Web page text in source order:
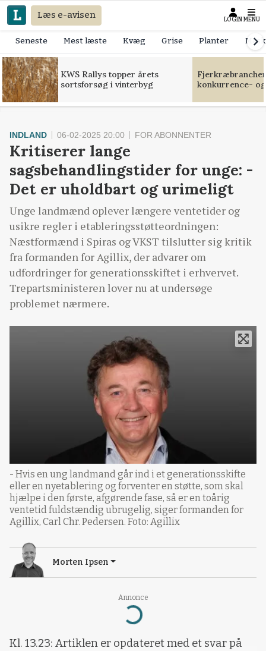
Læs e-avisen LOGIN MENU
Seneste Mest læste Kvæg Grise Planter
KWS Rallys topper årets
sortsforsøg i vinterbyg
konkurrence-
Annonce
Loading...
INDLAND 06-02-2025 20:00 FOR ABONNENTER
Kritiserer lange
sagsbehandlingstider for unge: -
Det er uholdbart og urimeligt
Unge landmænd oplever længere ventetider og
usikre regler i etableringsstøtteordningen:
Næstformænd i Spiras og VKST tilslutter sig kritik
fra formanden for Agillix, der advarer om
udfordringer for generationsskiftet i erhvervet.
Trepartsministeren lover nu at undersøge
problemet nærmere.
- Hvis en ung landmand går ind i et generationsskifte
eller en nyetablering og forventer en støtte, som skal
hjælpe i den første, afgørende fase, så er en toårig
ventetid fuldstændig ubrugelig, siger formanden for
Agillix, Carl Chr. Pedersen. Foto: Agillix
Morten Ipsen
Kl. 13.23: Artiklen er opdateret med et svar på